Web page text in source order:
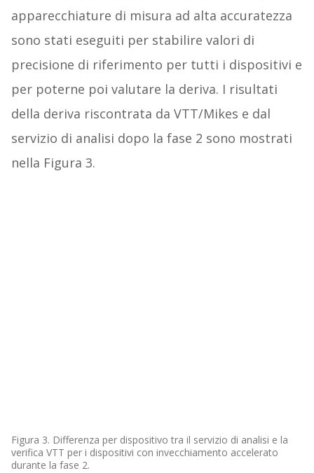
apparecchiature di misura ad alta accuratezza
sono stati eseguiti per stabilire valori di
precisione di riferimento per tutti i dispositivi e
per poterne poi valutare la deriva. I risultati
della deriva riscontrata da VTT/Mikes e dal
servizio di analisi dopo la fase 2 sono mostrati
nella Figura 3.
Figura 3. Differenza per dispositivo tra il servizio di analisi e la
verifica VTT per i dispositivi con invecchiamento accelerato
durante la fase 2.